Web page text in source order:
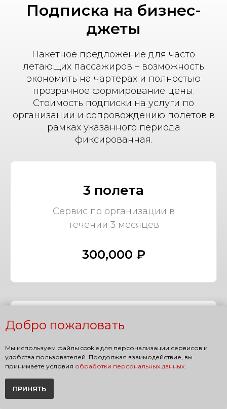
Подписка на бизнес-
джеты
Пакетное предложение для часто
летающих пассажиров – возможность
экономить на чартерах и полностью
прозрачное формирование цены.
Стоимость подписки на услуги по
организации и сопровождению полетов в
рамках указанного периода
фиксированная.
3 полета
Сервис по организации в
течении 3 месяцев
300,000 ₽
5 полетов
Сервис по организации в
течении 5 месяцев
Добро пожаловать
Мы используем файлы cookie для персонализации сервисов и
удобства пользователей. Продолжая взаимодействие, вы
принимаете условия обработки персональных данных.
ПРИНЯТЬ